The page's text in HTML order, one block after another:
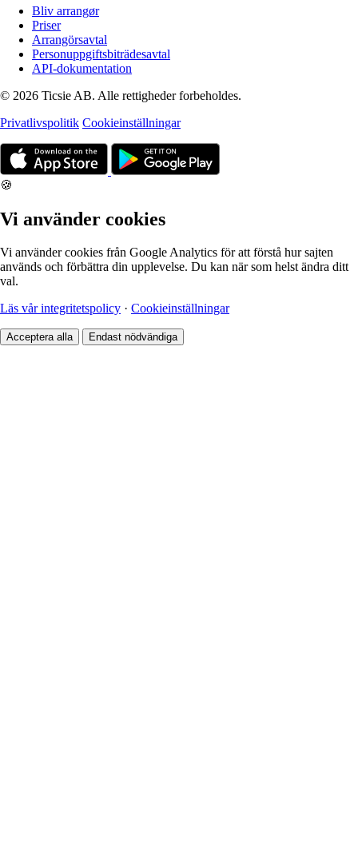
Bliv arrangør
Priser
Arrangörsavtal
Personuppgiftsbiträdesavtal
API-dokumentation
© 2026 Ticsie AB. Alle rettigheder forbeholdes.
Privatlivspolitik Cookieinställningar
🍪
Vi använder cookies
Vi använder cookies från Google Analytics för att förstå hur sajten
används och förbättra din upplevelse. Du kan när som helst ändra ditt
val.
Läs vår integritetspolicy · Cookieinställningar
Acceptera alla Endast nödvändiga